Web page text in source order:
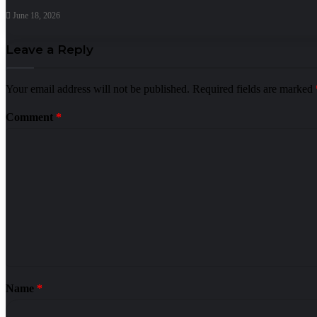
June 18, 2026
Leave a Reply
Your email address will not be published. Required fields are marked
Comment *
Name *